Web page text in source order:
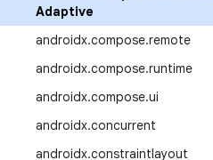
Adaptive
androidx.compose.remote
androidx.compose.runtime
androidx.compose.ui
androidx.concurrent
androidx.constraintlayout